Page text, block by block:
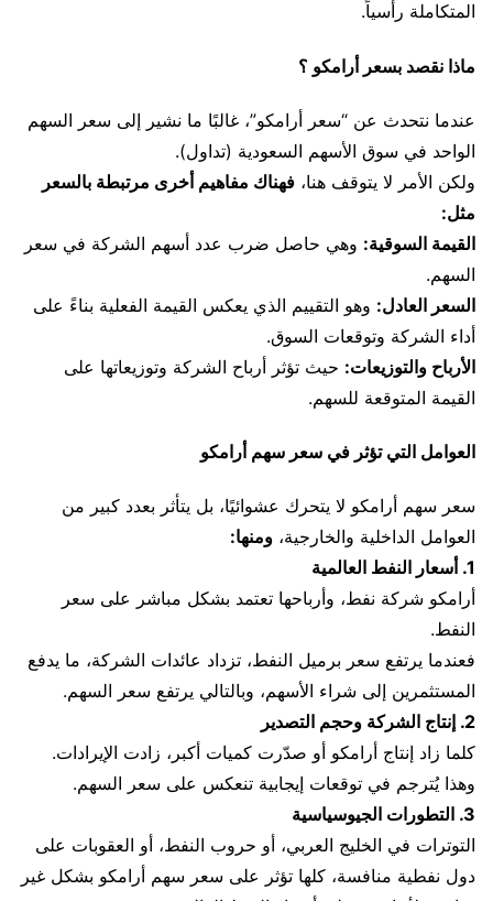
المتكاملة رأسياً.
ماذا نقصد بسعر أرامكو ؟
عندما نتحدث عن “سعر أرامكو”، غالبًا ما نشير إلى سعر السهم
الواحد في سوق الأسهم السعودية (تداول).
ولكن الأمر لا يتوقف هنا، فهناك مفاهيم أخرى مرتبطة بالسعر
مثل:
القيمة السوقية: وهي حاصل ضرب عدد أسهم الشركة في سعر
السهم.
السعر العادل: وهو التقييم الذي يعكس القيمة الفعلية بناءً على
أداء الشركة وتوقعات السوق.
الأرباح والتوزيعات: حيث تؤثر أرباح الشركة وتوزيعاتها على
القيمة المتوقعة للسهم.
العوامل التي تؤثر في سعر سهم أرامكو
سعر سهم أرامكو لا يتحرك عشوائيًا، بل يتأثر بعدد كبير من
العوامل الداخلية والخارجية، ومنها:
1. أسعار النفط العالمية
أرامكو شركة نفط، وأرباحها تعتمد بشكل مباشر على سعر
النفط.
فعندما يرتفع سعر برميل النفط، تزداد عائدات الشركة، ما يدفع
المستثمرين إلى شراء الأسهم، وبالتالي يرتفع سعر السهم.
2. إنتاج الشركة وحجم التصدير
كلما زاد إنتاج أرامكو أو صدّرت كميات أكبر، زادت الإيرادات.
وهذا يُترجم في توقعات إيجابية تنعكس على سعر السهم.
3. التطورات الجيوسياسية
التوترات في الخليج العربي، أو حروب النفط، أو العقوبات على
دول نفطية منافسة، كلها تؤثر على سعر سهم أرامكو بشكل غير